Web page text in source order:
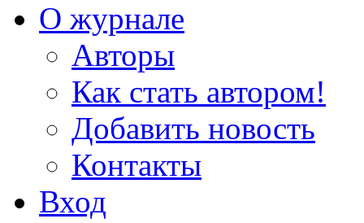
О журнале
Авторы
Как стать автором!
Добавить новость
Контакты
Вход